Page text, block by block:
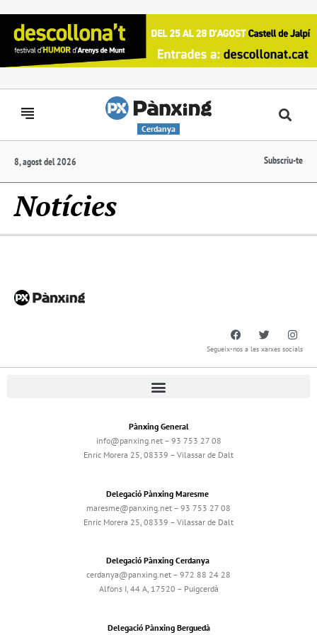
Cerdanya
8, agost del 2026 Subscriu-te
Notícies
Segueix-nos a les xarxes socials
Pànxing General
info@panxing.net – 93 753 27 08
Enric Morera 25, 08339 – Vilassar de Dalt
Delegació Pànxing Maresme
maresme@panxing.net – 93 753 27 08
Enric Morera 25, 08339 – Vilassar de Dalt
Delegació Pànxing Cerdanya
cerdanya@panxing.net – 972 88 24 28
Alfons I, 44 A, 17520 – Puigcerdà
Delegació Pànxing Berguedà